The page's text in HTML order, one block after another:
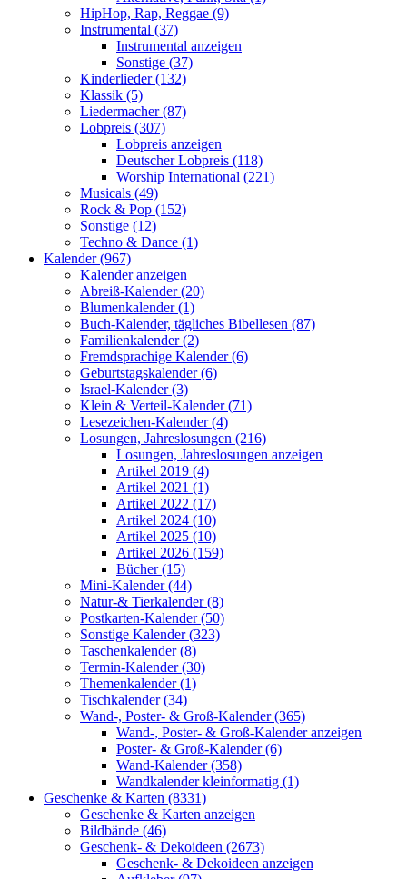
HipHop, Rap, Reggae (9)
Instrumental (37)
Instrumental anzeigen
Sonstige (37)
Kinderlieder (132)
Klassik (5)
Liedermacher (87)
Lobpreis (307)
Lobpreis anzeigen
Deutscher Lobpreis (118)
Worship International (221)
Musicals (49)
Rock & Pop (152)
Sonstige (12)
Techno & Dance (1)
Kalender (967)
Kalender anzeigen
Abreiß-Kalender (20)
Blumenkalender (1)
Buch-Kalender, tägliches Bibellesen (87)
Familienkalender (2)
Fremdsprachige Kalender (6)
Geburtstagskalender (6)
Israel-Kalender (3)
Klein & Verteil-Kalender (71)
Lesezeichen-Kalender (4)
Losungen, Jahreslosungen (216)
Losungen, Jahreslosungen anzeigen
Artikel 2019 (4)
Artikel 2021 (1)
Artikel 2022 (17)
Artikel 2024 (10)
Artikel 2025 (10)
Artikel 2026 (159)
Bücher (15)
Mini-Kalender (44)
Natur-& Tierkalender (8)
Postkarten-Kalender (50)
Sonstige Kalender (323)
Taschenkalender (8)
Termin-Kalender (30)
Themenkalender (1)
Tischkalender (34)
Wand-, Poster- & Groß-Kalender (365)
Wand-, Poster- & Groß-Kalender anzeigen
Poster- & Groß-Kalender (6)
Wand-Kalender (358)
Wandkalender kleinformatig (1)
Geschenke & Karten (8331)
Geschenke & Karten anzeigen
Bildbände (46)
Geschenk- & Dekoideen (2673)
Geschenk- & Dekoideen anzeigen